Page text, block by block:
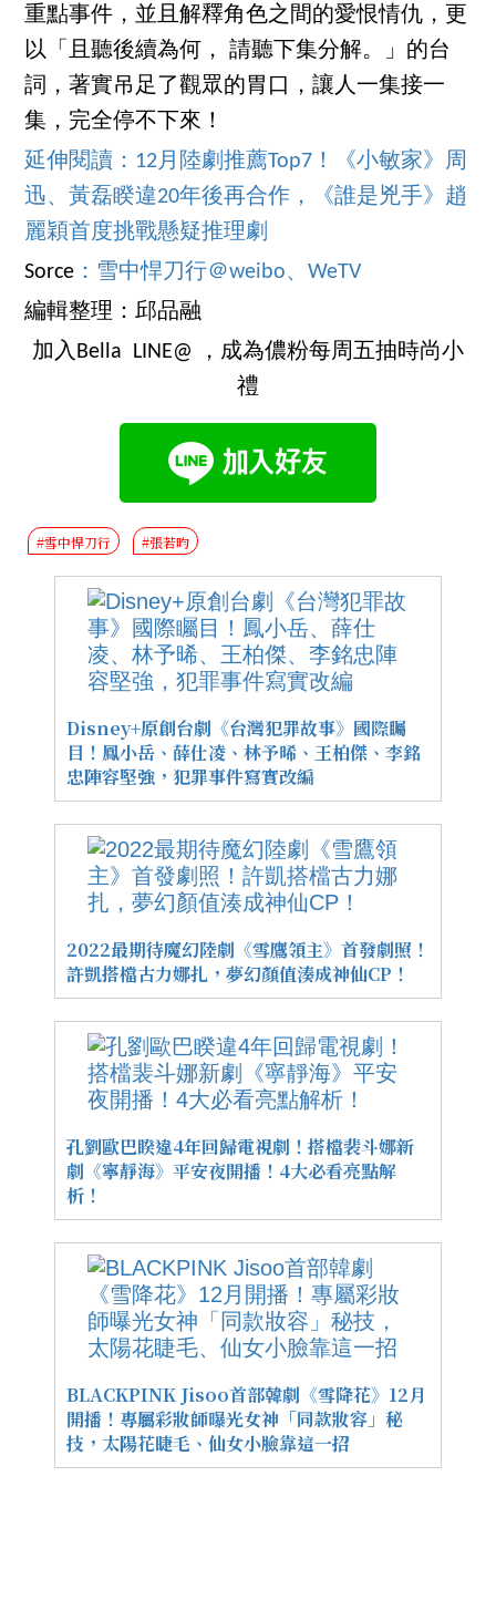
重點事件，並且解釋角色之間的愛恨情仇，更
以「且聽後續為何， 請聽下集分解。」的台
詞，著實吊足了觀眾的胃口，讓人一集接一
集，完全停不下來！
延伸閱讀：12月陸劇推薦Top7！《小敏家》周
迅、黃磊睽違20年後再合作，《誰是兇手》趙
麗穎首度挑戰懸疑推理劇
Sorce ：雪中悍刀行＠weibo、WeTV
編輯整理：邱品融
加入Bella LINE@ ，成為儂粉每周五抽時尚小
禮
#雪中悍刀行 #張若昀
Disney+原創台劇《台灣犯罪故事》國際矚
目！鳳小岳、薛仕凌、林予晞、王柏傑、李銘
忠陣容堅強，犯罪事件寫實改編
2022最期待魔幻陸劇《雪鷹領主》首發劇照！
許凱搭檔古力娜扎，夢幻顏值湊成神仙CP！
孔劉歐巴睽違4年回歸電視劇！搭檔裴斗娜新
劇《寧靜海》平安夜開播！4大必看亮點解
析！
BLACKPINK Jisoo首部韓劇《雪降花》12月
開播！專屬彩妝師曝光女神「同款妝容」秘
技，太陽花睫毛、仙女小臉靠這一招